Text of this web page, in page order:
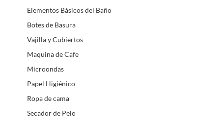
Elementos Básicos del Baño
Botes de Basura
Vajilla y Cubiertos
Maquina de Cafe
Microondas
Papel Higiénico
Ropa de cama
Secador de Pelo